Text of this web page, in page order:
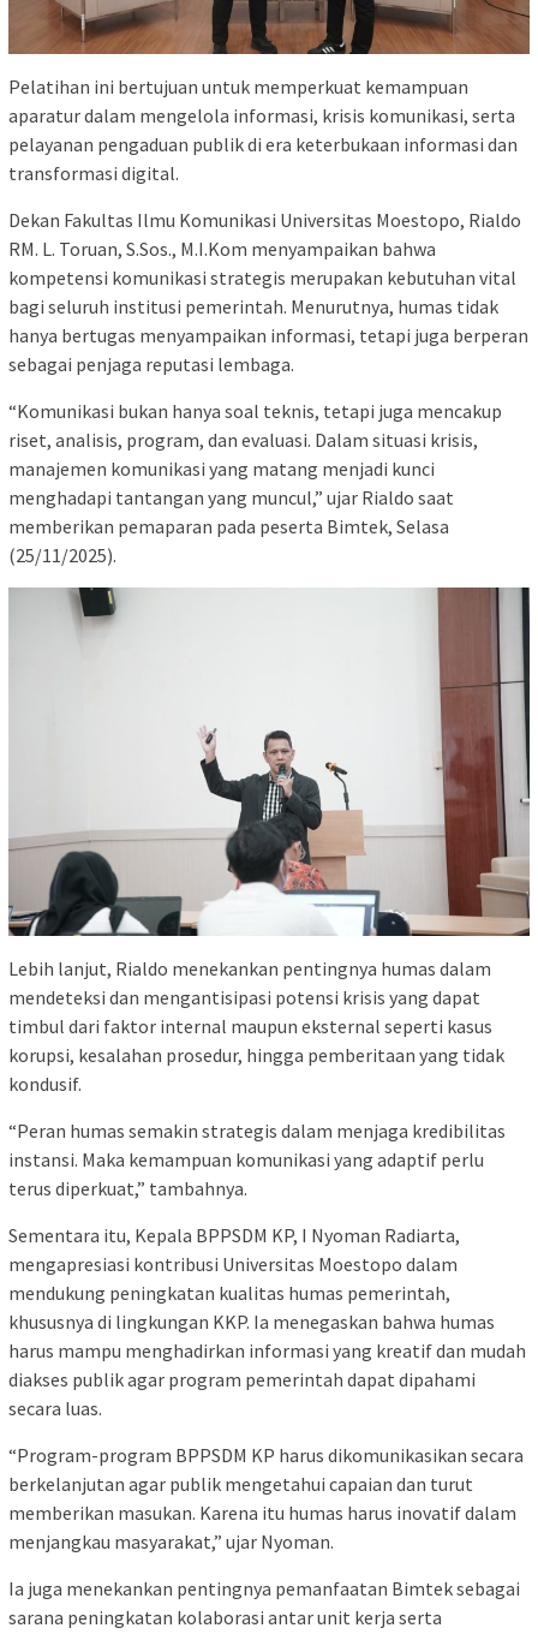
Pelatihan ini bertujuan untuk memperkuat kemampuan
aparatur dalam mengelola informasi, krisis komunikasi, serta
pelayanan pengaduan publik di era keterbukaan informasi dan
transformasi digital.
Dekan Fakultas Ilmu Komunikasi Universitas Moestopo, Rialdo
RM. L. Toruan, S.Sos., M.I.Kom menyampaikan bahwa
kompetensi komunikasi strategis merupakan kebutuhan vital
bagi seluruh institusi pemerintah. Menurutnya, humas tidak
hanya bertugas menyampaikan informasi, tetapi juga berperan
sebagai penjaga reputasi lembaga.
“Komunikasi bukan hanya soal teknis, tetapi juga mencakup
riset, analisis, program, dan evaluasi. Dalam situasi krisis,
manajemen komunikasi yang matang menjadi kunci
menghadapi tantangan yang muncul,” ujar Rialdo saat
memberikan pemaparan pada peserta Bimtek, Selasa
(25/11/2025).
Lebih lanjut, Rialdo menekankan pentingnya humas dalam
mendeteksi dan mengantisipasi potensi krisis yang dapat
timbul dari faktor internal maupun eksternal seperti kasus
korupsi, kesalahan prosedur, hingga pemberitaan yang tidak
kondusif.
“Peran humas semakin strategis dalam menjaga kredibilitas
instansi. Maka kemampuan komunikasi yang adaptif perlu
terus diperkuat,” tambahnya.
Sementara itu, Kepala BPPSDM KP, I Nyoman Radiarta,
mengapresiasi kontribusi Universitas Moestopo dalam
mendukung peningkatan kualitas humas pemerintah,
khususnya di lingkungan KKP. Ia menegaskan bahwa humas
harus mampu menghadirkan informasi yang kreatif dan mudah
diakses publik agar program pemerintah dapat dipahami
secara luas.
“Program-program BPPSDM KP harus dikomunikasikan secara
berkelanjutan agar publik mengetahui capaian dan turut
memberikan masukan. Karena itu humas harus inovatif dalam
menjangkau masyarakat,” ujar Nyoman.
Ia juga menekankan pentingnya pemanfaatan Bimtek sebagai
sarana peningkatan kolaborasi antar unit kerja serta